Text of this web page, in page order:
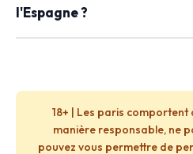
l'Espagne ?
18+ | Les paris comportent
manière responsable, ne
pouvez vous permettre de